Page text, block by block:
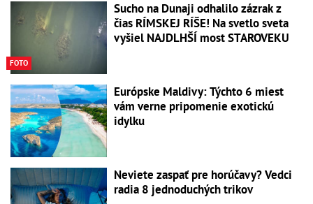
FOTO
Sucho na Dunaji odhalilo zázrak z
čias RÍMSKEJ RÍŠE! Na svetlo sveta
vyšiel NAJDLHŠÍ most STAROVEKU
Európske Maldivy: Týchto 6 miest
vám verne pripomenie exotickú
idylku
Neviete zaspať pre horúčavy? Vedci
radia 8 jednoduchých trikov